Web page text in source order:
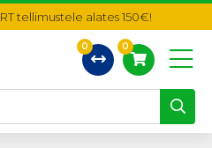
tellimustele alates 150€!
0 0